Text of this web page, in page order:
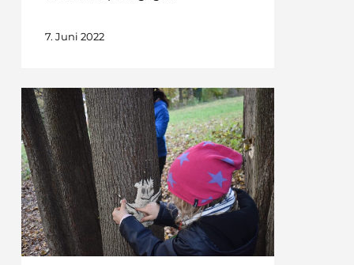
7. Juni 2022
TATENDRANG
–
Projekt
Waldtag
im
Mühlauer
Fuchsloch
&
Projekt
Lerncoaching